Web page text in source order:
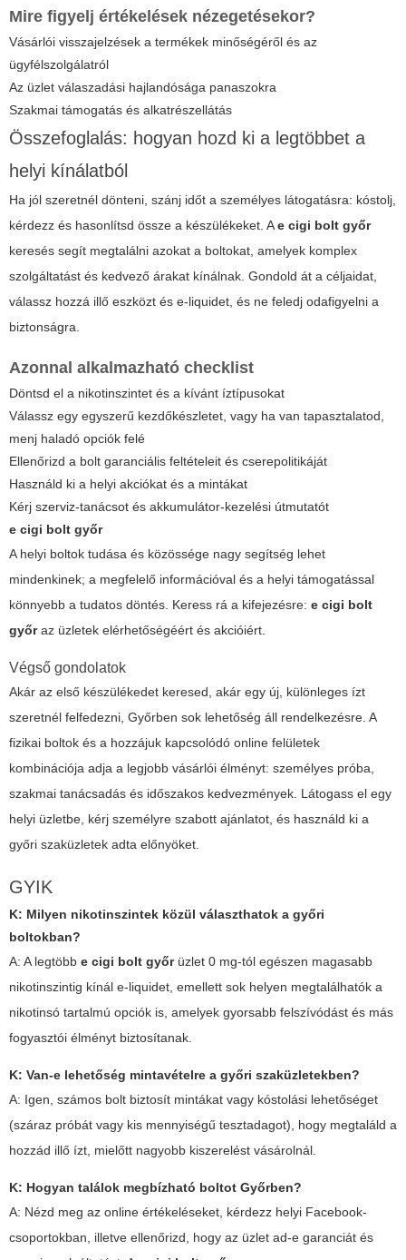
Mire figyelj értékelések nézegetésekor?
Vásárlói visszajelzések a termékek minőségéről és az
ügyfélszolgálatról
Az üzlet válaszadási hajlandósága panaszokra
Szakmai támogatás és alkatrészellátás
Összefoglalás: hogyan hozd ki a legtöbbet a
helyi kínálatból
Ha jól szeretnél dönteni, szánj időt a személyes látogatásra: kóstolj,
kérdezz és hasonlítsd össze a készülékeket. Ae cigi bolt győr
keresés segít megtalálni azokat a boltokat, amelyek komplex
szolgáltatást és kedvező árakat kínálnak. Gondold át a céljaidat,
válassz hozzá illő eszközt és e-liquidet, és ne feledj odafigyelni a
biztonságra.
Azonnal alkalmazható checklist
Döntsd el a nikotinszintet és a kívánt íztípusokat
Válassz egy egyszerű kezdőkészletet, vagy ha van tapasztalatod,
menj haladó opciók felé
Ellenőrizd a bolt garanciális feltételeit és cserepolitikáját
Használd ki a helyi akciókat és a mintákat
Kérj szerviz-tanácsot és akkumulátor-kezelési útmutatót
e cigi bolt győr
A helyi boltok tudása és közössége nagy segítség lehet
mindenkinek; a megfelelő információval és a helyi támogatással
könnyebb a tudatos döntés. Keress rá a kifejezésre: e cigi bolt
győraz üzletek elérhetőségéért és akcióiért.
Végső gondolatok
Akár az első készülékedet keresed, akár egy új, különleges ízt
szeretnél felfedezni, Győrben sok lehetőség áll rendelkezésre. A
fizikai boltok és a hozzájuk kapcsolódó online felületek
kombinációja adja a legjobb vásárlói élményt: személyes próba,
szakmai tanácsadás és időszakos kedvezmények. Látogass el egy
helyi üzletbe, kérj személyre szabott ajánlatot, és használd ki a
győri szaküzletek adta előnyöket.
GYIK
K: Milyen nikotinszintek közül választhatok a győri
boltokban?
A: A legtöbb e cigi bolt győrüzlet 0 mg-tól egészen magasabb
nikotinszintig kínál e-liquidet, emellett sok helyen megtalálhatók a
nikotinsó tartalmú opciók is, amelyek gyorsabb felszívódást és más
fogyasztói élményt biztosítanak.
K: Van-e lehetőség mintavételre a győri szaküzletekben?
A: Igen, számos bolt biztosít mintákat vagy kóstolási lehetőséget
(száraz próbát vagy kis mennyiségű tesztadagot), hogy megtaláld a
hozzád illő ízt, mielőtt nagyobb kiszerelést vásárolnál.
K: Hogyan találok megbízható boltot Győrben?
A: Nézd meg az online értékeléseket, kérdezz helyi Facebook-
csoportokban, illetve ellenőrizd, hogy az üzlet ad-e garanciát és